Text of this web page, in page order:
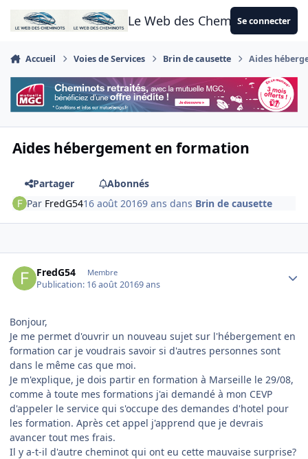
Aller au contenu
Le Web des CheminotsSe connecter
Accueil Voies de Services Brin de causette Aides
Aides hébergement en formation
Partager
Abonnés
Par FredG5416 août 20169 ans dans Brin de causette
FredG54 Membre
Publication: 16 août 20169 ans
Bonjour,
Je me permet d'ouvrir un nouveau sujet sur l'hébergement en
formation car je voudrais savoir si d'autres personnes sont
dans le même cas que moi.
Je m'explique, je dois partir en formation à Marseille le 29/08,
comme à toute mes formations j'ai demandé à mon CEVP
d'appeler le service qui s'occupe des demandes d'hotel pour
les formation. Après cet appel j'apprend que je devrais
avancer tout mes frais.
Il y a-t-il d'autre cheminot qui ont eu cette mauvaise surprise?